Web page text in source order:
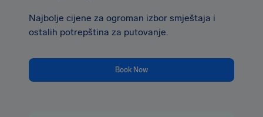
Najbolje cijene za ogroman izbor smještaja i
ostalih potrepština za putovanje.
Book Now